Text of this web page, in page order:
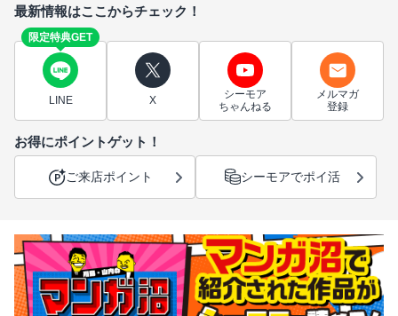
最新情報はここからチェック！
限定特典GET
LINE X
シーモア
ちゃんねる
メルマガ
登録
お得にポイントゲット！
ご来店ポイント シーモアでポイ活